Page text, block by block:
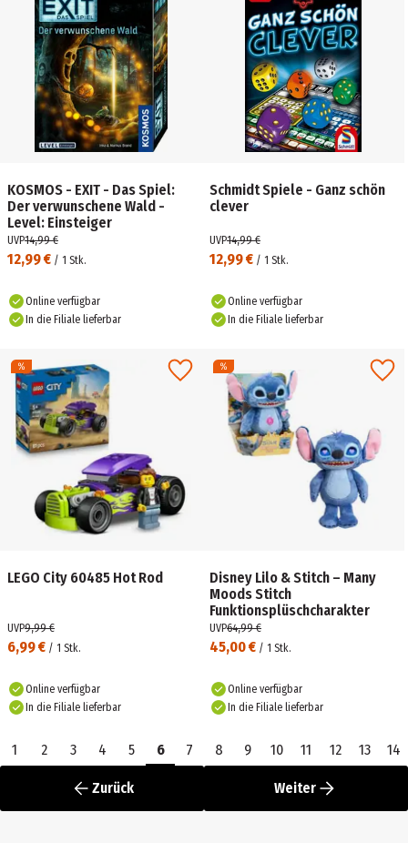
KOSMOS - EXIT - Das Spiel:
Der verwunschene Wald -
Level: Einsteiger
12,99 € / 1 Stk.
UVP14,99 €
Online verfügbar
In die Filiale lieferbar
Schmidt Spiele - Ganz schön
clever
12,99 € / 1 Stk.
UVP14,99 €
Online verfügbar
In die Filiale lieferbar
LEGO City 60485 Hot Rod
6,99 € / 1 Stk.
UVP9,99 €
Online verfügbar
In die Filiale lieferbar
Disney Lilo & Stitch – Many
Moods Stitch
Funktionsplüschcharakter
45,00 € / 1 Stk.
UVP64,99 €
Online verfügbar
In die Filiale lieferbar
1 2 3 4 5 6 7 8 9 10 11 12 13 14
Zurück Weiter